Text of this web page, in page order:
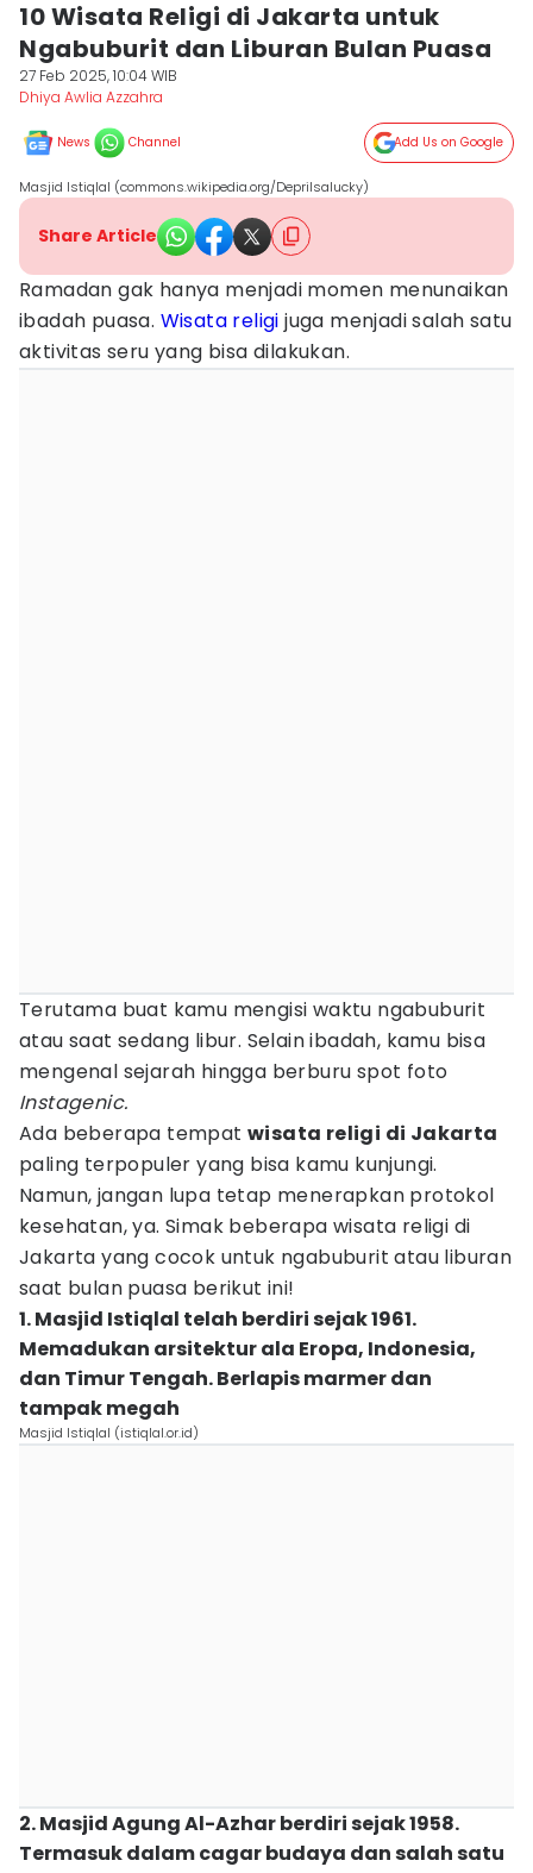
10 Wisata Religi di Jakarta untuk
Ngabuburit dan Liburan Bulan Puasa
27 Feb 2025, 10:04 WIB
Dhiya Awlia Azzahra
News Channel Add Us on Google
Masjid Istiqlal (commons.wikipedia.org/Deprilsalucky)
Share Article
Ramadan gak hanya menjadi momen menunaikan
ibadah puasa. Wisata religi juga menjadi salah satu
aktivitas seru yang bisa dilakukan.
Terutama buat kamu mengisi waktu ngabuburit
atau saat sedang libur. Selain ibadah, kamu bisa
mengenal sejarah hingga berburu spot foto
Instagenic.
Ada beberapa tempat wisata religi di Jakarta
paling terpopuler yang bisa kamu kunjungi.
Namun, jangan lupa tetap menerapkan protokol
kesehatan, ya. Simak beberapa wisata religi di
Jakarta yang cocok untuk ngabuburit atau liburan
saat bulan puasa berikut ini!
1. Masjid Istiqlal telah berdiri sejak 1961.
Memadukan arsitektur ala Eropa, Indonesia,
dan Timur Tengah. Berlapis marmer dan
tampak megah
Masjid Istiqlal (istiqlal.or.id)
2. Masjid Agung Al-Azhar berdiri sejak 1958.
Termasuk dalam cagar budaya dan salah satu